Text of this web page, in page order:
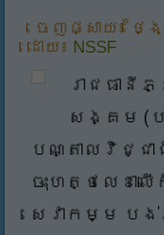
ចេញផ្សាយ៖ ថ្ង
ដោយ៖ NSSF
រាជធានី
សង្គម (ប
បណ្តាលវិជ្ជា
ចុះហត្ថលេខា
សេវាកម្ម បង់